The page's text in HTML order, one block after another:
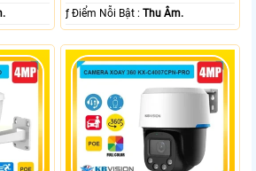
️ƒ Điểm Nỗi Bật :Thu Âm.